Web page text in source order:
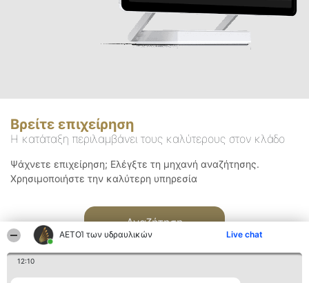
ΑΕΤΟΊ των υδραυλικών Live chat
12:10
Βρείτε επιχείρηση
Η κατάταξη περιλαμβάνει τους καλύτερους στον κλάδο
Ψάχνετε επιχείρηση; Ελέγξτε τη μηχανή αναζήτησης.
Χρησιμοποιήστε την καλύτερη υπηρεσία
Αναζήτηση